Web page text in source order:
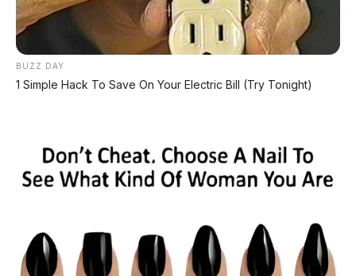
menawarkan harga di bawah Rp450 jutaan
dengan garansi mesin panjang, bukan tidak
mungkin SUV China ini bisa mencuri hati
keluarga Indonesia.
📰 Rekomendasi Artikel Lainnya:
Kontrak Rp3 M untuk bintang voli "Megatron"
🏷️ 8 Mobil Koleksi Prabowo
BUZZ DAY
1 Simple Hack To Save On Your Electric Bill (Try Tonight)